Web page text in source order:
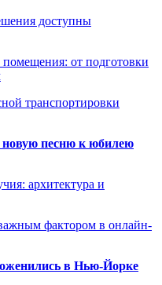
доступны
помещения: от подготовки
транспортировки
новую песню к юбилею
архитектура и
фактором в онлайн-
в Нью-Йорке